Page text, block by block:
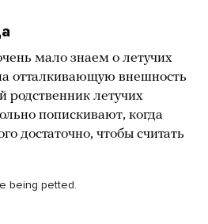
мало знаем о летучих
отталкивающую внешность
родственник летучих
попискивают, когда
достаточно, чтобы считать
being petted.